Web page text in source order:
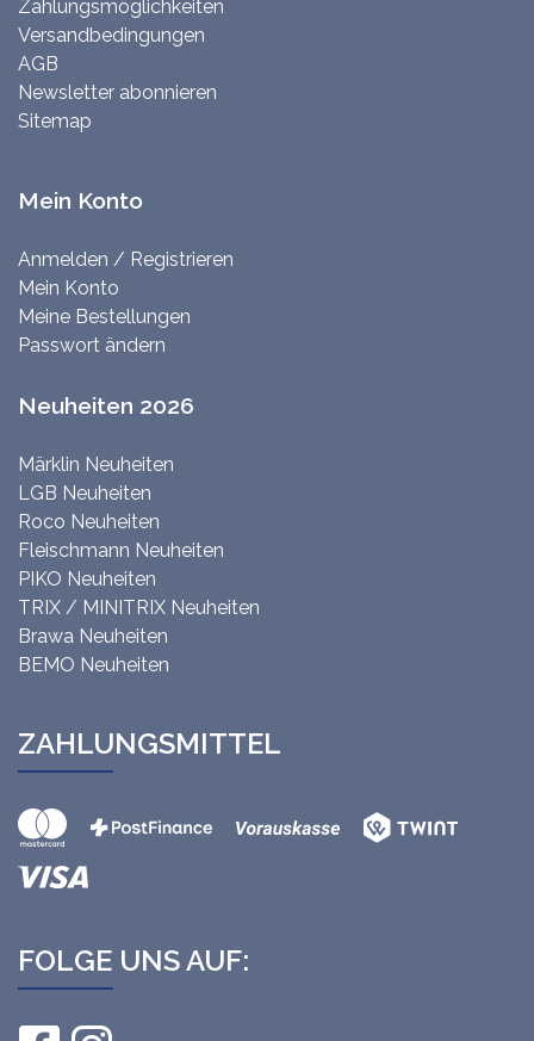
Zahlungsmöglichkeiten
Versandbedingungen
AGB
Newsletter abonnieren
Sitemap
Mein Konto
Anmelden / Registrieren
Mein Konto
Meine Bestellungen
Passwort ändern
Neuheiten 2026
Märklin Neuheiten
LGB Neuheiten
Roco Neuheiten
Fleischmann Neuheiten
PIKO Neuheiten
TRIX / MINITRIX Neuheiten
Brawa Neuheiten
BEMO Neuheiten
ZAHLUNGSMITTEL
FOLGE UNS AUF: